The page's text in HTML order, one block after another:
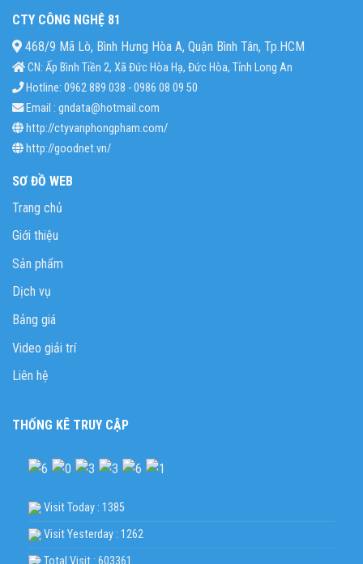
CTY CÔNG NGHỆ 81
468/9 Mã Lò, Bình Hưng Hòa A, Quận Bình Tân, Tp.HCM
CN: Ấp Bình Tiền 2, Xã Đức Hòa Hạ, Đức Hòa, Tỉnh Long An
Hotline: 0962 889 038 - 0986 08 09 50
Email : gndata@hotmail.com
http://ctyvanphongpham.com/
http://goodnet.vn/
SƠ ĐỒ WEB
Trang chủ
Giới thiệu
Sản phẩm
Dịch vụ
Bảng giá
Video giải trí
Liên hệ
THỐNG KÊ TRUY CẬP
Visit Today : 1385
Visit Yesterday : 1262